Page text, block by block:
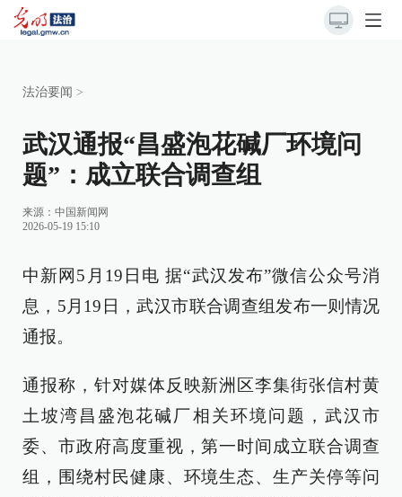
法治要闻 >
武汉通报“昌盛泡花碱厂环境问
题”：成立联合调查组
来源： 中国新闻网
2026-05-19 15:10
中新网5月19日电 据“武汉发布”微信公众号消
息，5月19日，武汉市联合调查组发布一则情况
通报。
通报称，针对媒体反映新洲区李集街张信村黄
土坡湾昌盛泡花碱厂相关环境问题，武汉市
委、市政府高度重视，第一时间成立联合调查
组，围绕村民健康、环境生态、生产关停等问